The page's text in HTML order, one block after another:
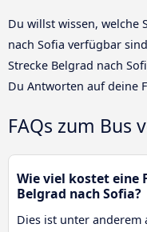
Du willst wissen, welche
nach Sofia verfügbar
Strecke Belgrad nach
Du Antworten auf deine
FAQs zum Bus
Wie viel kostet eine
Belgrad nach Sofia?
Dies ist unter anderem